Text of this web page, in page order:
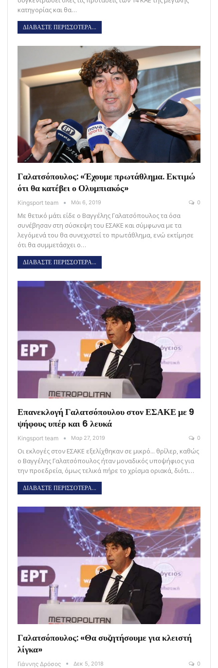
κατηγορίας και θα…
ΔΙΑΒΑΣΤΕ ΠΕΡΙΣΣΟΤΕΡΑ...
Γαλατσόπουλος: «Έχουμε πρωτάθλημα. Εκτιμώ
ότι θα κατέβει ο Ολυμπιακός»
Kingsport team Μάι 6, 2019 0
Με θετικό μάτι είδε ο Βαγγέλης Γαλατσόπουλος τα όσα
συνέβησαν στη σύσκεψη του ΕΣΑΚΕ και σύμφωνα με τα
λεγόμενά του θα συνεχιστεί το πρωτάθλημα, ενώ εκτίμησε
ότι θα συμμετάσχει ο…
ΔΙΑΒΑΣΤΕ ΠΕΡΙΣΣΟΤΕΡΑ...
Επανεκλογή Γαλατσόπουλου στον ΕΣΑΚΕ με 9
ψήφους υπέρ και 6 λευκά
Kingsport team Μαρ 27, 2019 0
Οι εκλογές στον ΕΣΑΚΕ εξελίχθηκαν σε μικρό... θρίλερ, καθώς
ο Βαγγέλης Γαλατσόπουλος ήταν μοναδικός υποψήφιος για
την προεδρεία, όμως τελικά πήρε το χρίσμα οριακά, διότι…
ΔΙΑΒΑΣΤΕ ΠΕΡΙΣΣΟΤΕΡΑ...
Γαλατσόπουλος: «Θα συζητήσουμε για κλειστή
λίγκα»
Γιάννης Δρόσος Δεκ 5, 2018 0